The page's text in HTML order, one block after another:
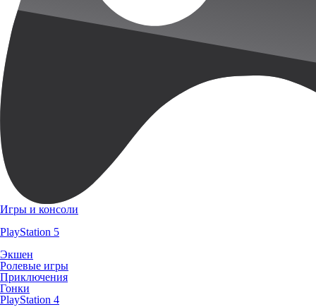
Игры и консоли
PlayStation 5
Экшен
Ролевые игры
Приключения
Гонки
PlayStation 4